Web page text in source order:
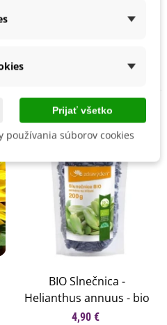
semená slnečnice - 10 ks
BIO Slnečnica -
Helianthus annuus - bio
semená na klíčenie - 200
4,90 €
Prijať všetko
používania súborov cookies